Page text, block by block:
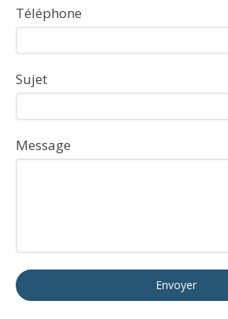
Téléphone
Sujet
Message
Envoyer